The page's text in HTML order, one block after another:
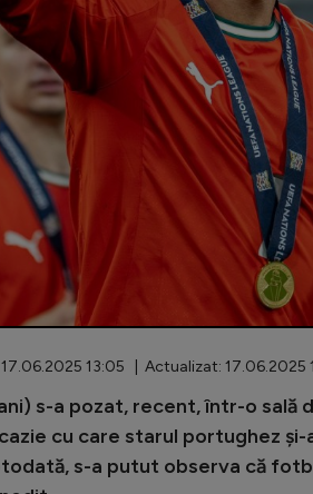
13:05 | Actualizat: 17.06.2025
s-a pozat, recent, într-o sală
cu care starul portughez
s-a putut observa că